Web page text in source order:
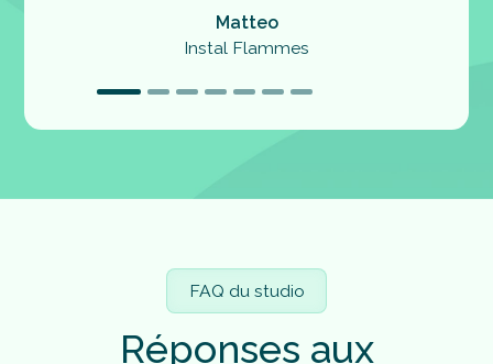
Matteo
Instal Flammes
FAQ du studio
Réponses aux